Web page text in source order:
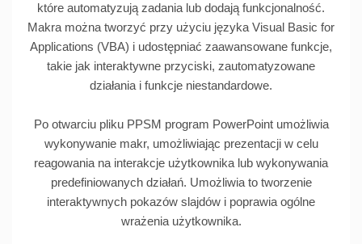
które automatyzują zadania lub dodają funkcjonalność.
Makra można tworzyć przy użyciu języka Visual Basic for
Applications (VBA) i udostępniać zaawansowane funkcje,
takie jak interaktywne przyciski, zautomatyzowane
działania i funkcje niestandardowe.
Po otwarciu pliku PPSM program PowerPoint umożliwia
wykonywanie makr, umożliwiając prezentacji w celu
reagowania na interakcje użytkownika lub wykonywania
predefiniowanych działań. Umożliwia to tworzenie
interaktywnych pokazów slajdów i poprawia ogólne
wrażenia użytkownika.